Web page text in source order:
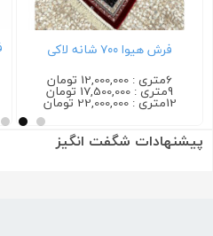
فرش هیوا ۷۰۰ شانه لاکی
6متری : 12,000,000 تومان
9متری : 17,500,000 تومان
12متری : 22,000,000 تومان
پیشنهادات شگفت انگیز